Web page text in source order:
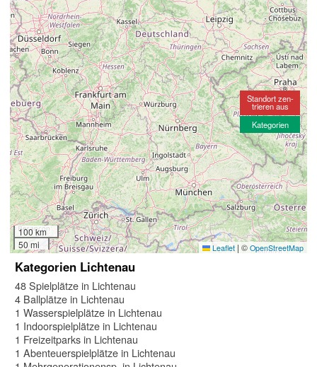
100 km
50 mi
Leaflet | © OpenStreetMap
Standort zen-
trieren aus
Kategorien
Kategorien Lichtenau
48 Spielplätze in Lichtenau
4 Ballplätze in Lichtenau
1 Wasserspielplätze in Lichtenau
1 Indoorspielplätze in Lichtenau
1 Freizeitparks in Lichtenau
1 Abenteuerspielplätze in Lichtenau